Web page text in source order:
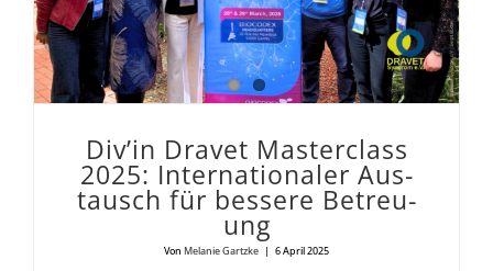
Div’in Dra­vet Mas­ter­class
2025: Inter­na­tio­na­ler Aus­
tausch für bes­se­re Betreu­
ung
Von Melanie Gartzke | 6 April 2025